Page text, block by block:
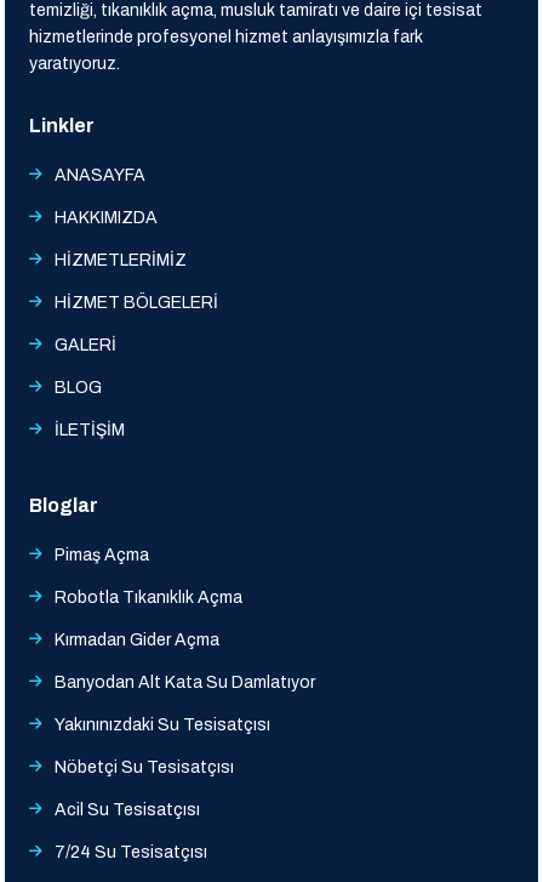
temizliği, tıkanıklık açma, musluk tamiratı ve daire içi tesisat
hizmetlerinde profesyonel hizmet anlayışımızla fark
yaratıyoruz.
Linkler
ANASAYFA
HAKKIMIZDA
HİZMETLERİMİZ
HİZMET BÖLGELERİ
GALERİ
BLOG
İLETİŞİM
Bloglar
Pimaş Açma
Robotla Tıkanıklık Açma
Kırmadan Gider Açma
Banyodan Alt Kata Su Damlatıyor
Yakınınızdaki Su Tesisatçısı
Nöbetçi Su Tesisatçısı
Acil Su Tesisatçısı
7/24 Su Tesisatçısı